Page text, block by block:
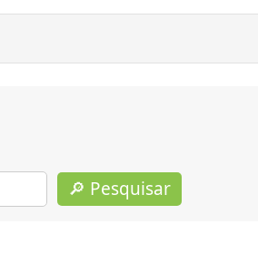
🔎 Pesquisar